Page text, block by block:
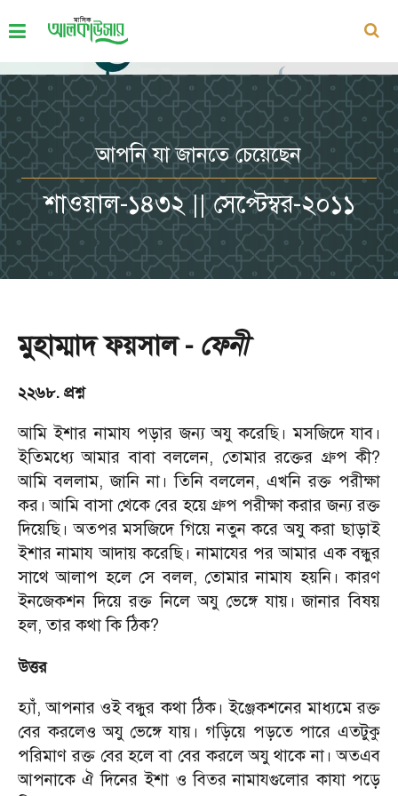
আপনি যা জানতে চেয়েছেন
শাওয়াল-১৪৩২ || সেপ্টেম্বর-২০১১
মুহাম্মাদ ফয়সাল - ফেনী
২২৬৮. প্রশ্ন
আমি ইশার নামায পড়ার জন্য অযু করেছি। মসজিদে যাব।
ইতিমধ্যে আমার বাবা বললেন, তোমার রক্তের গ্রুপ কী?
আমি বললাম, জানি না। তিনি বললেন, এখনি রক্ত পরীক্ষা
কর। আমি বাসা থেকে বের হয়ে গ্রুপ পরীক্ষা করার জন্য রক্ত
দিয়েছি। অতপর মসজিদে গিয়ে নতুন করে অযু করা ছাড়াই
ইশার নামায আদায় করেছি। নামাযের পর আমার এক বন্ধুর
সাথে আলাপ হলে সে বলল, তোমার নামায হয়নি। কারণ
ইনজেকশন দিয়ে রক্ত নিলে অযু ভেঙ্গে যায়। জানার বিষয়
হল, তার কথা কি ঠিক?
উত্তর
হ্যাঁ, আপনার ওই বন্ধুর কথা ঠিক। ইঞ্জেকশনের মাধ্যমে রক্ত
বের করলেও অযু ভেঙ্গে যায়। গড়িয়ে পড়তে পারে এতটুকু
পরিমাণ রক্ত বের হলে বা বের করলে অযু থাকে না। অতএব
আপনাকে ঐ দিনের ইশা ও বিতর নামাযগুলোর কাযা পড়ে